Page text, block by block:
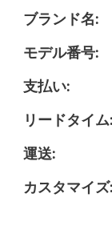
ブランド名:
モデル番号:
支払い:
リードタイム:
運送:
カスタマイズ: